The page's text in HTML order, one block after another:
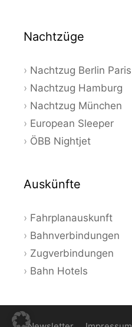
Nachtzüge
Nachtzug Berlin Paris
Nachtzug Hamburg
Nachtzug München
European Sleeper
ÖBB Nightjet
Auskünfte
Fahrplanauskunft
Bahnverbindungen
Zugverbindungen
Bahn Hotels